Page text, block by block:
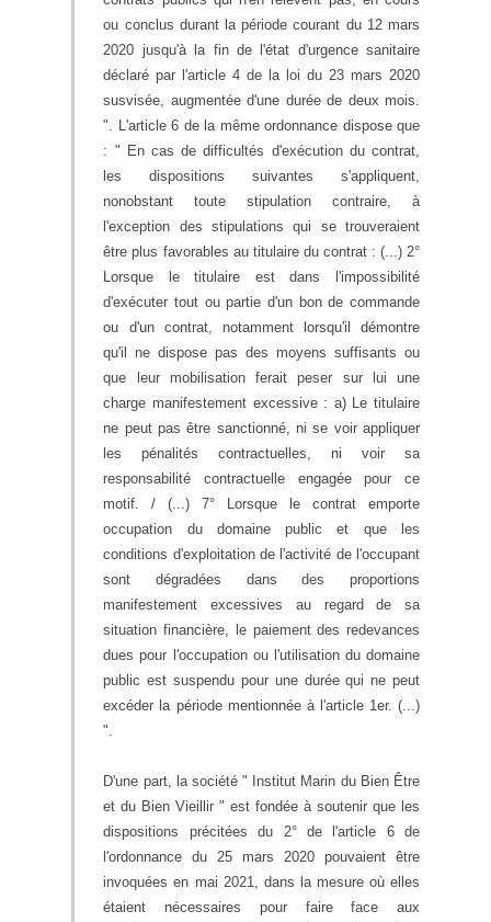
ou conclus durant la période courant du 12 mars
2020 jusqu'à la fin de l'état d'urgence sanitaire
déclaré par l'article 4 de la loi du 23 mars 2020
susvisée, augmentée d'une durée de deux mois.
". L'article 6 de la même ordonnance dispose que
: " En cas de difficultés d'exécution du contrat,
les dispositions suivantes s'appliquent,
nonobstant toute stipulation contraire, à
l'exception des stipulations qui se trouveraient
être plus favorables au titulaire du contrat : (...) 2°
Lorsque le titulaire est dans l'impossibilité
d'exécuter tout ou partie d'un bon de commande
ou d'un contrat, notamment lorsqu'il démontre
qu'il ne dispose pas des moyens suffisants ou
que leur mobilisation ferait peser sur lui une
charge manifestement excessive : a) Le titulaire
ne peut pas être sanctionné, ni se voir appliquer
les pénalités contractuelles, ni voir sa
responsabilité contractuelle engagée pour ce
motif. / (...) 7° Lorsque le contrat emporte
occupation du domaine public et que les
conditions d'exploitation de l'activité de l'occupant
sont dégradées dans des proportions
manifestement excessives au regard de sa
situation financière, le paiement des redevances
dues pour l'occupation ou l'utilisation du domaine
public est suspendu pour une durée qui ne peut
excéder la période mentionnée à l'article 1er. (...)
".
D'une part, la société " Institut Marin du Bien Être
et du Bien Vieillir " est fondée à soutenir que les
dispositions précitées du 2° de l'article 6 de
l'ordonnance du 25 mars 2020 pouvaient être
invoquées en mai 2021, dans la mesure où elles
étaient nécessaires pour faire face aux